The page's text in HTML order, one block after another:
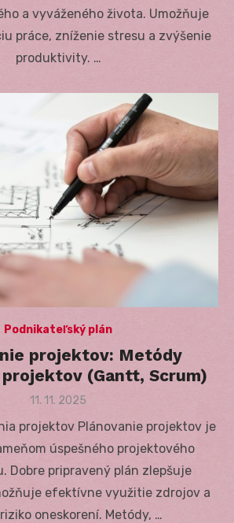
a vyváženého života. Umožňuje
práce, zníženie stresu a zvýšenie
produktivity. …
Podnikateľský plán
projektov: Metódy
(Gantt, Scrum)
Posted
11. 11. 2025
projektov Plánovanie projektov je
úspešného projektového
Dobre pripravený plán zlepšuje
efektívne využitie zdrojov a
oneskorení. Metódy, …